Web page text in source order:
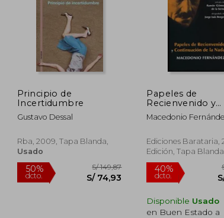
40%
dcto.
S/ 101,94
S/ 61,17
55%
dcto.
Principio de
Incertidumbre
Gustavo Dessal
Rba, 2009, Tapa Blanda,
Usado
Papeles de
Recienvenido y
Continuación de
Nada
Macedonio
Ediciones Barataria,
Edición, Tapa Blanda,
Nuevo
Disponible Usado
en Buen Estado a